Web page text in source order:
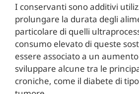
I conservanti sono additivi
prolungare la durata degli
particolare di quelli
consumo elevato di queste
essere associato a un
sviluppare alcune tra le
croniche, come il diabete di